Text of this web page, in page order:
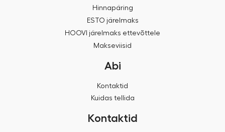
Hinnapäring
ESTO järelmaks
HOOVI järelmaks ettevõttele
Makseviisid
Abi
Kontaktid
Kuidas tellida
Kontaktid